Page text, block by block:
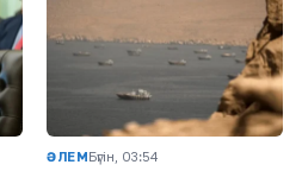
ӘЛЕМБүгін, 03:54